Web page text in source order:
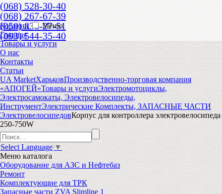
(068) 528-30-40
(068) 267-67-39
(050) 836-27-51
(093) 544-35-40
Корзина
Меню
Главная
Товары и услуги
О нас
Контакты
Статьи
UA MarketХарьковПроизводственно-торговая компания
«АПОГЕЙ»Товары и услугиЭлектромотоциклы,
Электросамокаты, Электровелосипеды,
ИнструментЭлектрические Комплекты, ЗАПАСНЫЕ ЧАСТИ
ЭлектровелосипедовКорпус для контроллера электровелосипеда
250-750W
Select Language ▼
Менюкаталога
Оборудование для АЗС и Нефтебаз
Ремонт
Комплектующие для ТРК
Запасные части ZVA Slimline 1